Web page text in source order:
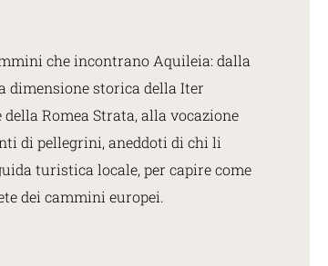
che incontrano Aquileia: dalla
dimensione storica della Iter
Romea Strata, alla vocazione
di pellegrini, aneddoti di chi li
turistica locale, per capire come
dei cammini europei.